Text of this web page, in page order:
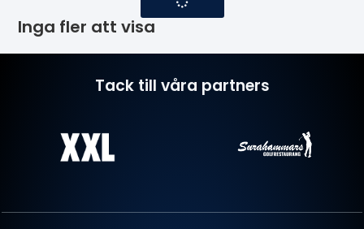
Inga fler att visa
Tack till våra partners